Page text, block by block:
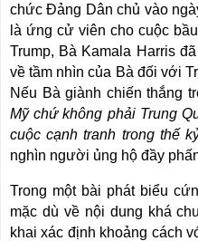
chức Đảng Dân chủ vào
là ứng cử viên cho cuộc
Trump, Bà Kamala Harris
về tầm nhìn của Bà đối với
Nếu Bà giành chiến thắng
Mỹ chứ không phải Trung
cuộc cạnh tranh trong thế
nghìn người ủng hộ đầy
Trong một bài phát biểu
mặc dù về nội dung khá
khai xác định khoảng cách